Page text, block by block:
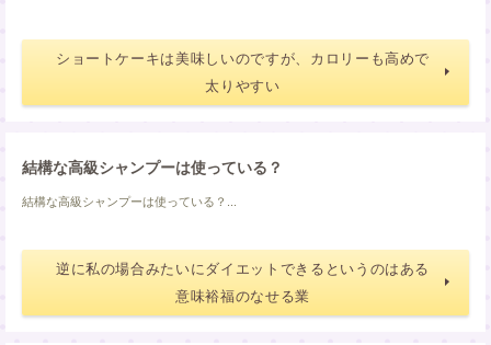
ショートケーキは美味しいのですが、カロリーも高めで
太りやすい
結構な高級シャンプーは使っている？
結構な高級シャンプーは使っている？...
逆に私の場合みたいにダイエットできるというのはある
意味裕福のなせる業